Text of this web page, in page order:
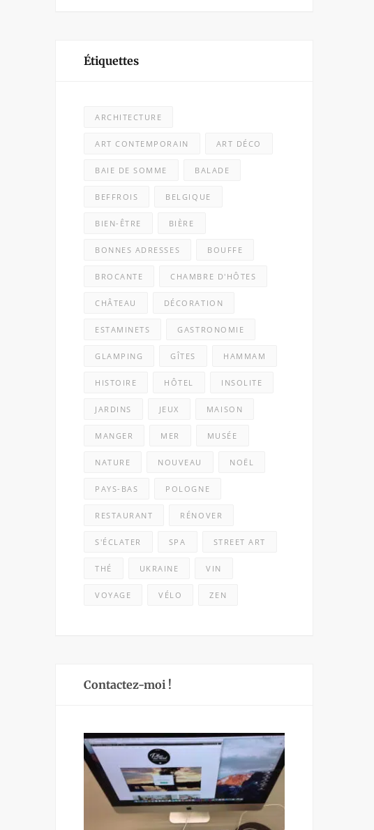
Étiquettes
ARCHITECTURE
ART CONTEMPORAIN ART DÉCO
BAIE DE SOMME BALADE
BEFFROIS BELGIQUE
BIEN-ÊTRE BIÈRE
BONNES ADRESSES BOUFFE
BROCANTE CHAMBRE D'HÔTES
CHÂTEAU DÉCORATION
ESTAMINETS GASTRONOMIE
GLAMPING GÎTES HAMMAM
HISTOIRE HÔTEL INSOLITE
JARDINS JEUX MAISON
MANGER MER MUSÉE
NATURE NOUVEAU NOËL
PAYS-BAS POLOGNE
RESTAURANT RÉNOVER
S'ÉCLATER SPA STREET ART
THÉ UKRAINE VIN
VOYAGE VÉLO ZEN
Contactez-moi !